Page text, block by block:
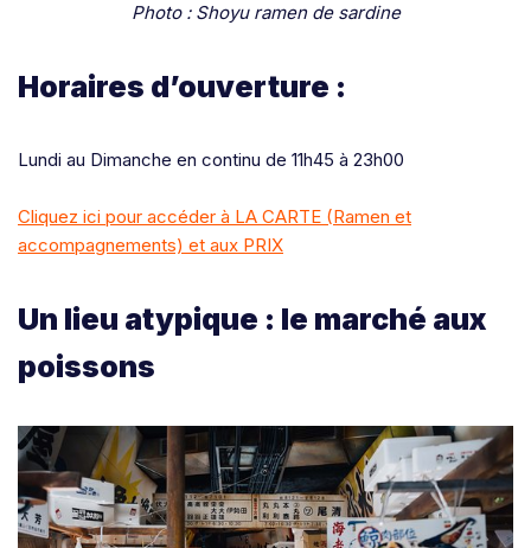
Photo : Shoyu ramen de sardine
Horaires d’ouverture :
Lundi au Dimanche en continu de 11h45 à 23h00
Cliquez ici pour accéder à LA CARTE (Ramen et
accompagnements) et aux PRIX
Un lieu atypique : le marché aux
poissons